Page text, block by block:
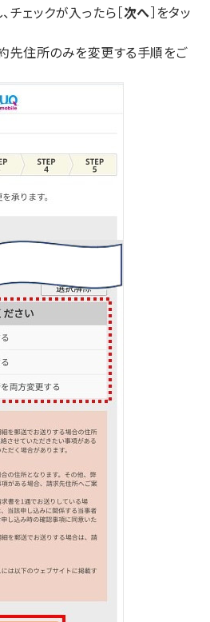
チェックが入ったら［次へ］をタッ
先住所のみを変更する手順をご